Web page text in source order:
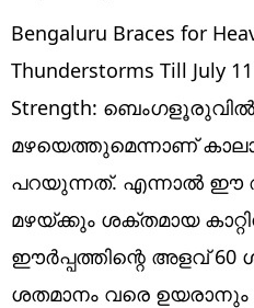
Lifestyle
world
Technology
Web Story
Photo
Bengaluru Braces for
Thunderstorms Till July
Strength:
മഴയെത്തുമെന്നാണ്
പറയുന്നത്. എന്നാല്‍ ഈ
മഴയ്ക്കും ശക്തമായ
ഈര്‍പ്പത്തിന്റെ അളവ് 60
ശതമാനം വരെ